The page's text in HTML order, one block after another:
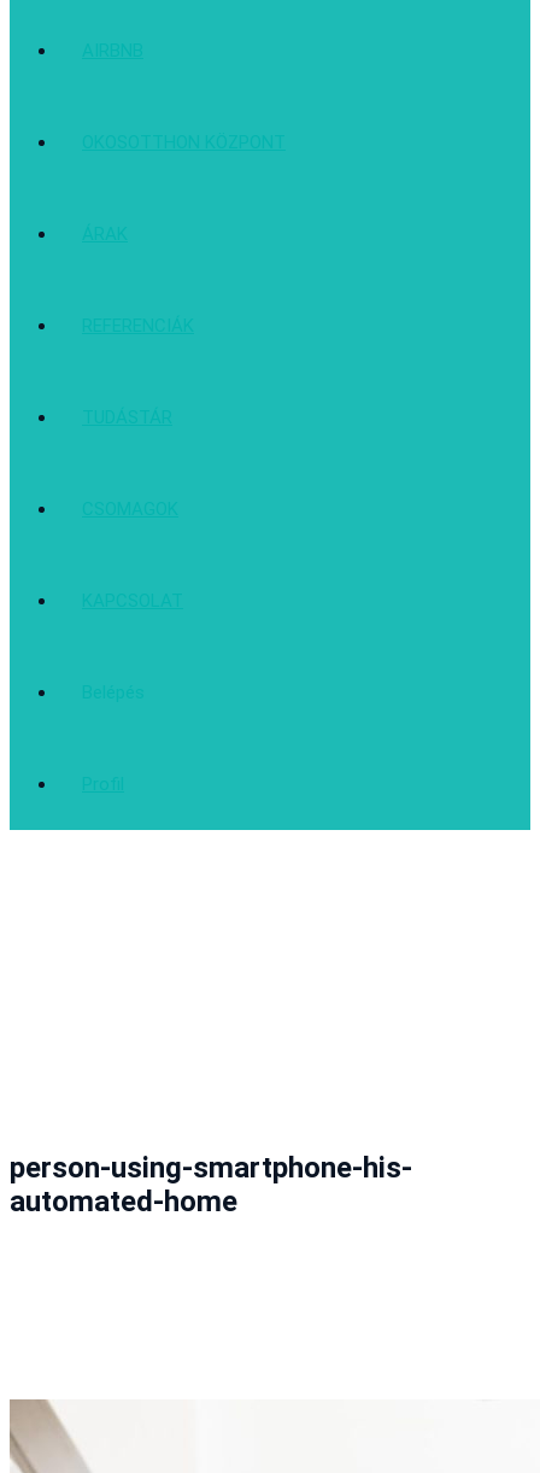
AIRBNB
OKOSOTTHON KÖZPONT
ÁRAK
REFERENCIÁK
TUDÁSTÁR
CSOMAGOK
KAPCSOLAT
Belépés
Profil
person-using-smartphone-his-
automated-home